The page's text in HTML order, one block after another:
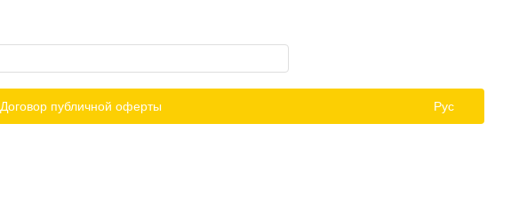
Договор публичной оферты Рус